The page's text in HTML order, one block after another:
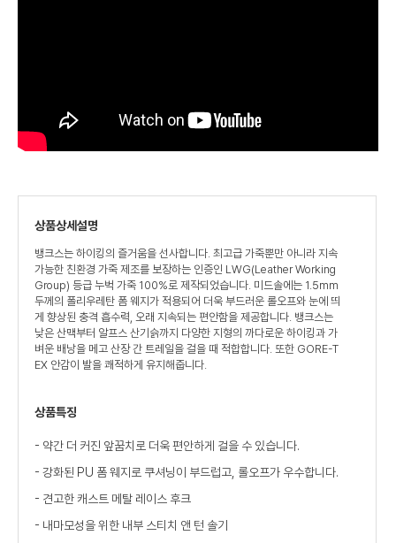
상품상세설명
뱅크스는 하이킹의 즐거움을 선사합니다. 최고급 가죽뿐만 아니라 지속
가능한 친환경 가죽 제조를 보장하는 인증인 LWG(Leather Working
Group) 등급 누벅 가죽 100%로 제작되었습니다. 미드솔에는 1.5mm
두께의 폴리우레탄 폼 웨지가 적용되어 더욱 부드러운 롤오프와 눈에 띄
게 향상된 충격 흡수력, 오래 지속되는 편안함을 제공합니다. 뱅크스는
낮은 산맥부터 알프스 산기슭까지 다양한 지형의 까다로운 하이킹과 가
벼운 배낭을 메고 산장 간 트레일을 걸을 때 적합합니다. 또한 GORE-T
EX 안감이 발을 쾌적하게 유지해줍니다.
상품특징
- 약간 더 커진 앞꿈치로 더욱 편안하게 걸을 수 있습니다.
- 강화된 PU 폼 웨지로 쿠셔닝이 부드럽고, 롤오프가 우수합니다.
- 견고한 캐스트 메탈 레이스 후크
- 내마모성을 위한 내부 스티치 앤 턴 솔기